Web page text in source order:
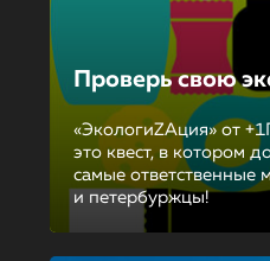
Проверь свою
«ЭкологиZAция» от
это квест, в котором
самые ответственные
и петербуржцы!